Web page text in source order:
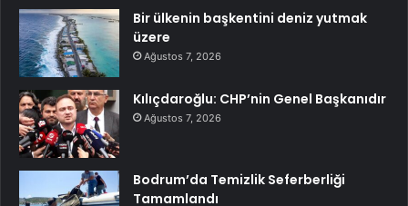
Bir ülkenin başkentini deniz yutmak
üzere
Ağustos 7, 2026
Kılıçdaroğlu: CHP’nin Genel Başkanıdır
Ağustos 7, 2026
Bodrum’da Temizlik Seferberliği
Tamamlandı